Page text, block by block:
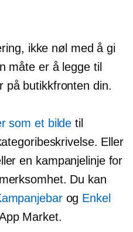
ikke nøl med å gi
måte er å legge til
på butikkfronten din.
som et bilde til
Eller
en kampanjelinje for
Du kan
og Enkel
Market.